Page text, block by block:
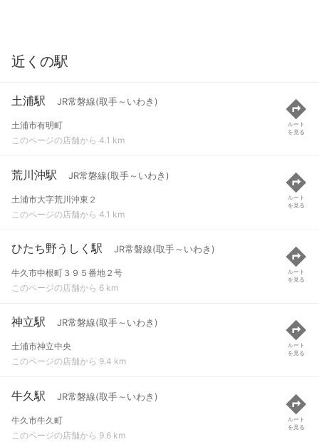
近くの駅
土浦駅 JR常磐線(取手～いわき)
土浦市有明町
このページの店舗から 4.1 km
ルート
を見る
荒川沖駅 JR常磐線(取手～いわき)
土浦市大字荒川沖東２
このページの店舗から 4.1 km
ルート
を見る
ひたち野うしく駅 JR常磐線(取手～いわき)
牛久市中根町３９５番地２号
このページの店舗から 6 km
ルート
を見る
神立駅 JR常磐線(取手～いわき)
土浦市神立中央
このページの店舗から 9.4 km
ルート
を見る
牛久駅 JR常磐線(取手～いわき)
牛久市牛久町
このページの店舗から 9.6 km
ルート
を見る